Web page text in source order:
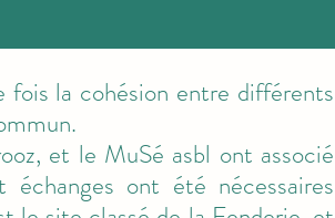
fois la cohésion entre différents
et le MuSé asbl ont associé
ont été nécessaires